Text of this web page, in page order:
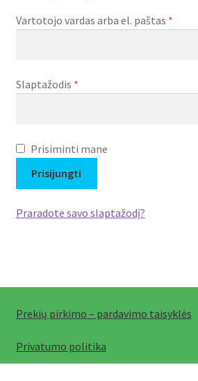
Vartotojo vardas arba el. paštas *
Slaptažodis *Privalomas
Prisiminti mane
Prisijungti
Praradote savo slaptažodį?
Prekių pirkimo – pardavimo taisyklės
Privatumo politika